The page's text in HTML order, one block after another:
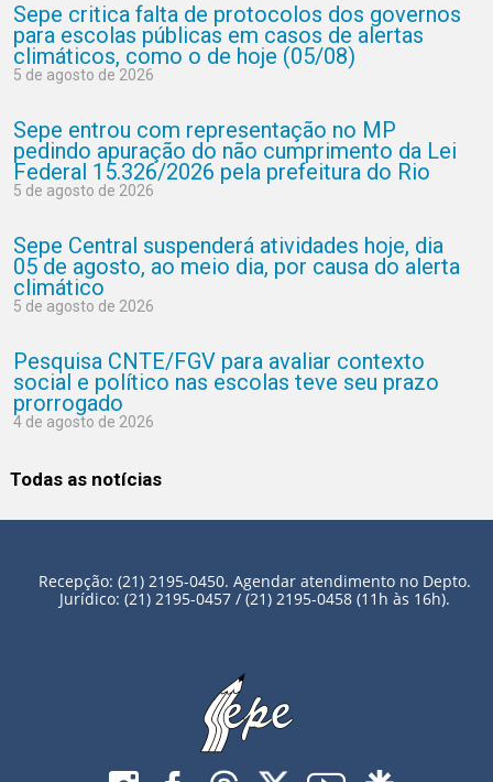
Sepe critica falta de protocolos dos governos
para escolas públicas em casos de alertas
climáticos, como o de hoje (05/08)
5 de agosto de 2026
Sepe entrou com representação no MP
pedindo apuração do não cumprimento da Lei
Federal 15.326/2026 pela prefeitura do Rio
5 de agosto de 2026
Sepe Central suspenderá atividades hoje, dia
05 de agosto, ao meio dia, por causa do alerta
climático
5 de agosto de 2026
Pesquisa CNTE/FGV para avaliar contexto
social e político nas escolas teve seu prazo
prorrogado
4 de agosto de 2026
Todas as notícias
Recepção: (21) 2195-0450. Agendar atendimento no Depto.
Jurídico: (21) 2195-0457 / (21) 2195-0458 (11h às 16h).